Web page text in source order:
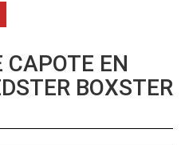
CAPOTE EN
BOXSTER